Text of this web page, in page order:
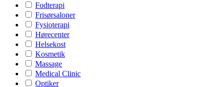
Fodterapi
Frisørsaloner
Fysioterapi
Hørecenter
Helsekost
Kosmetik
Massage
Medical Clinic
Optiker